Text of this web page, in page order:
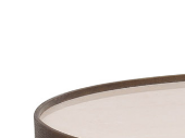
Soffor 2-sits | 3-sits | 4-sits
Skinnfåtöljer